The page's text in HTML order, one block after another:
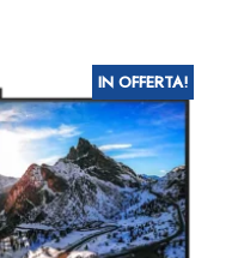
IN OFFERTA!